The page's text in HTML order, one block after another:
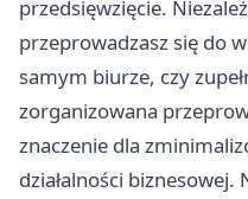
przedsięwzięcie.
przeprowadzasz się do
samym biurze, czy
zorganizowana
znaczenie dla
działalności biznesowej.